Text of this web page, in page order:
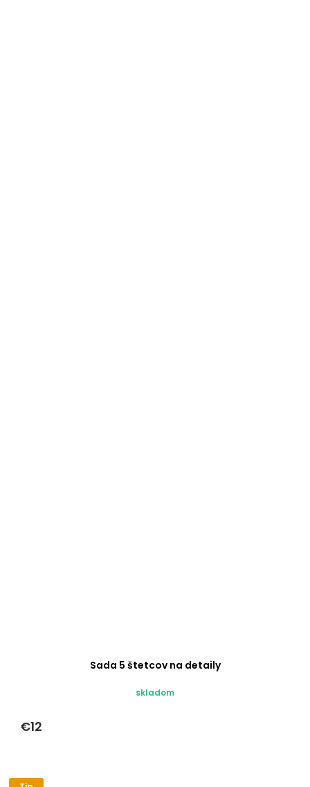
Sada 5 štetcov na detaily
skladom
€12